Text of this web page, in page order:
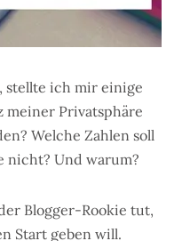
stellte ich mir einige
meiner Privatsphäre
Welche Zahlen soll
nicht? Und warum?
Blogger-Rookie tut,
Start geben will.